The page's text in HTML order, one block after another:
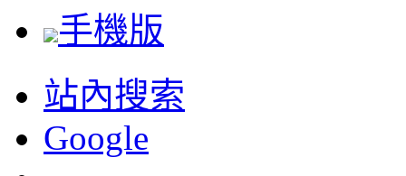
手機版
站內搜索
Google